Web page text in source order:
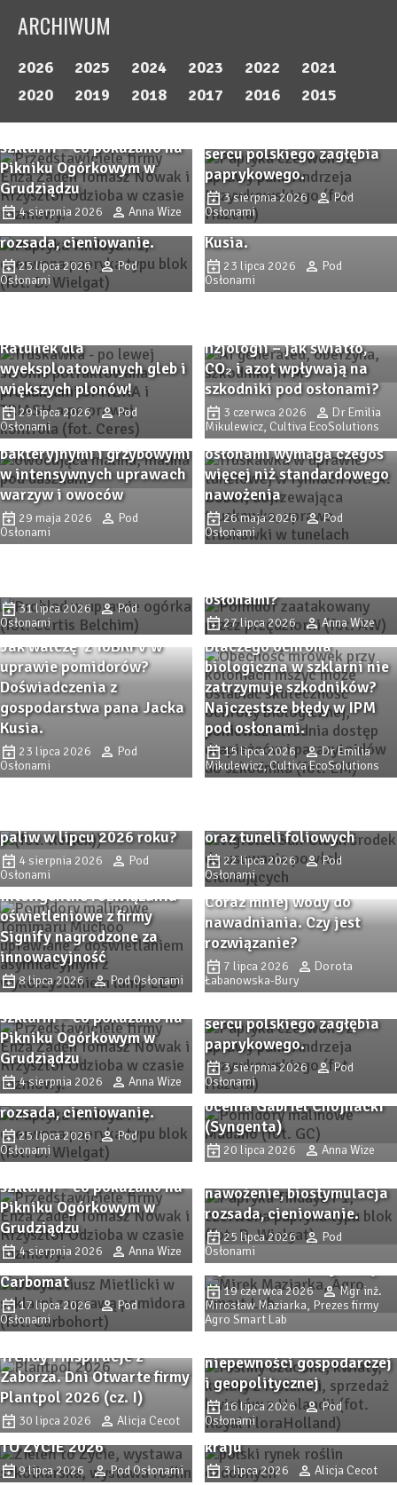
ARCHIWUM
2026 2025 2024 2023 2022
2021
2020
2019 2018 2017 2016
2015
Odmiany ogórka do
szklarni – co pokazano na
Pikniku Ogórkowym w
Grudziądzu
4 sierpnia 2026 Anna Wize
Przystanek PAPRYKA 2026.
sercu polskiego zagłębia
paprykowego.
3 sierpnia 2026
Pod
Osłonami
Papryka 2026! Sprawdzone
odmiany papryki i
nowości, ochrona,
nawożenie, biostymulacja
rozsada, cieniowanie.
25 lipca 2026
Pod
Osłonami
Jak walczę z ToBRFV w
uprawie pomidorów?
Doświadczenia z
gospodarstwa pana Jacka
Kusia.
23 lipca 2026
Pod
Osłonami
SPHERA i TRIASH –
Ratunek dla
wyeksploatowanych gleb i
większych plonów!
29 lipca 2026
Pod
Osłonami
fizjologii – jak światło,
CO₂ i azot wpływają na
szkodniki pod osłonami?
3 czerwca 2026
Dr Emilia
Mikulewicz, Cultiva EcoSolutions
Remedy Complex pod
osłonami – wsparcie
ochrony przed chorobami
bakteryjnymi i grzybowymi
w intensywnych uprawach
warzyw i owoców
29 maja 2026
Pod
Osłonami
Intensywna produkcja pod
osłonami wymaga czegoś
więcej niż standardowego
nawożenia
26 maja 2026
Pod
Osłonami
PROBLAD – innowacyjny
biofungicyd do ochrony
upraw szklarniowych przed
31 lipca 2026
Pod
Osłonami
Przędziorkowe lato. Jak
osłonami?
27 lipca 2026 Anna Wize
Jak walczę z ToBRFV w
uprawie pomidorów?
Doświadczenia z
gospodarstwa pana Jacka
Kusia.
23 lipca 2026
Pod
Osłonami
Dlaczego ochrona
biologiczna w szklarni nie
zatrzymuje szkodników?
Najczęstsze błędy w IPM
pod osłonami.
15 lipca 2026
Dr Emilia
Mikulewicz, Cultiva EcoSolutions
paliw w lipcu 2026 roku?
4 sierpnia 2026
Pod
Osłonami
SunClean – skuteczne
oraz tuneli foliowych
22 lipca 2026
Pod
Osłonami
Inteligentne rozwiązania
oświetleniowe z firmy
Signify nagrodzone za
innowacyjność
8 lipca 2026 Pod Osłonami
Coraz mniej wody do
nawadniania. Czy jest
rozwiązanie?
7 lipca 2026
Dorota
Łabanowska-Bury
Odmiany ogórka do
szklarni – co pokazano na
Pikniku Ogórkowym w
Grudziądzu
4 sierpnia 2026 Anna Wize
Przystanek PAPRYKA 2026.
Wiedza, praktyka i
sercu polskiego zagłębia
paprykowego.
3 sierpnia 2026
Pod
Osłonami
Papryka 2026! Sprawdzone
odmiany papryki i
nowości, ochrona,
nawożenie, biostymulacja
rozsada, cieniowanie.
25 lipca 2026
Pod
Osłonami
Uprawa pomidorów
szklarniowych na
półmetku – stan plantacji
ocenia Gabriel Chojnacki
(Syngenta)
20 lipca 2026 Anna Wize
Odmiany ogórka do
szklarni – co pokazano na
Pikniku Ogórkowym w
Grudziądzu
4 sierpnia 2026 Anna Wize
Zbliża się Przystanek
Papryka 2026! Sprawdzone
odmiany papryki i
nawożenie, biostymulacja
rozsada, cieniowanie.
25 lipca 2026
Pod
Osłonami
Procedury
przygotowawcze i analiza
opłacalności substratu
Carbomat
17 lipca 2026
Pod
Osłonami
Stres termiczny pod
osłonami (cz. 2). Jak
chłodzić rośliny i
stymulować fotosyntezę?
19 czerwca 2026
Mgr inż.
Mirosław Maziarka, Prezes firmy
Agro Smart Lab
Trendy i inspiracje z
Zaborza. Dni Otwarte firmy
Plantpol 2026 (cz. I)
30 lipca 2026 Alicja Cecot
W Holandii rynek kwiatów
ciętych i innych roślin
ozdobnych utrzymuje
niepewności gospodarczej
i geopolitycznej
16 lipca 2026
Pod
Osłonami
Rynek roślin i zieleni w
jednym miejscu – ZIELEŃ
TO ŻYCIE 2026
9 lipca 2026 Pod Osłonami
Polski rynek roślin
ozdobnych – z
potencjałem. Belgijska
misja handlowa w naszym
kraju
3 lipca 2026 Alicja Cecot
Procedury
przygotowawcze i analiza
Jakie sadzonki wybrać?
Sprawdzone odmiany
borówki i nowe propozycje
– Borówki Olimpu z